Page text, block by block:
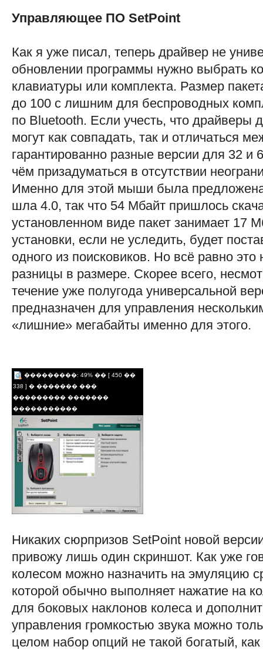
Управляющее ПО SetPoint
Как я уже писал, теперь драйвер не
обновлении программы нужно выбрать
клавиатуры или комплекта. Размер
до 100 с лишним для беспроводных
по Bluetooth. Если учесть, что драйверы
могут как совпадать, так и отличаться
гарантированно разные версии для 32 и
чём призадуматься в отсутствии
Именно для этой мыши была
шла 4.0, так что 54 Мбайт пришлось
установленном виде пакет занимает 17
установки, если не уследить, будет
одного из поисковиков. Но всё равно это
разницы в размере. Скорее всего,
течение уже полугода универсальной
предназначен для управления
«лишние» мегабайты именно для этого.
���������: 49% �� [ 450 ��
338 ] � ������� ���
��������� �������
�����������
Никаких сюрпризов SetPoint новой
привожу лишь один скриншот. Как уже
колесом можно назначить на эмуляцию
которой обычно выполняет нажатие на
для боковых наклонов колеса и
управления громкостью звука можно
целом набор опций не такой богатый,